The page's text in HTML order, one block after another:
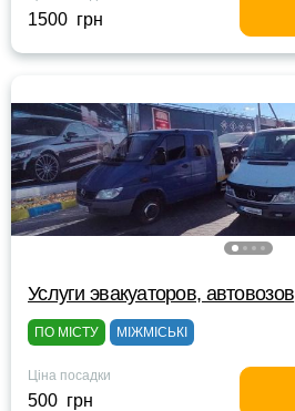
1500 грн
Услуги эвакуаторов, автовозов
ПО МІСТУ МІЖМІСЬКІ
Ціна посадки
500 грн